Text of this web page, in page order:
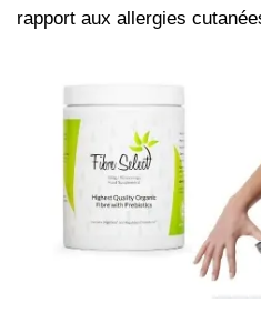
rapport aux allergies